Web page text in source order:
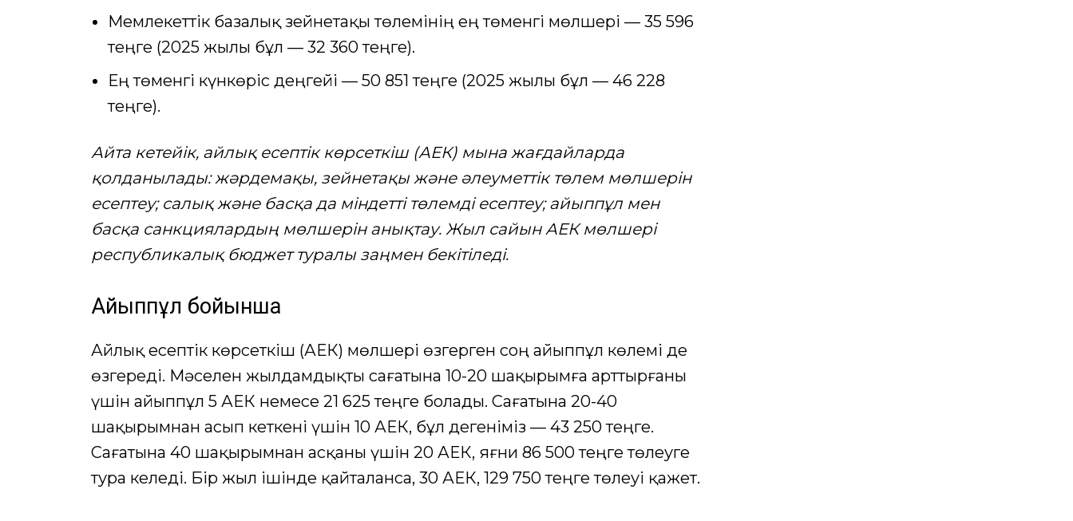
Мемлекеттік базалық зейнетақы төлемінің ең төменгі мөлшері — 35 596
теңге (2025 жылы бұл — 32 360 теңге).
Ең төменгі күнкөріс деңгейі — 50 851 теңге (2025 жылы бұл — 46 228
теңге).
Айта кетейік, айлық есептік көрсеткіш (АЕК) мына жағдайларда
қолданылады: жәрдемақы, зейнетақы және әлеуметтік төлем мөлшерін
есептеу; салық және басқа да міндетті төлемді есептеу; айыппұл мен
басқа санкциялардың мөлшерін анықтау. Жыл сайын АЕК мөлшері
республикалық бюджет туралы заңмен бекітіледі.
Айыппұл бойынша
Айлық есептік көрсеткіш (АЕК) мөлшері өзгерген соң айыппұл көлемі де
өзгереді. Мәселен жылдамдықты сағатына 10-20 шақырымға арттырғаны
үшін айыппұл 5 АЕК немесе 21 625 теңге болады. Сағатына 20-40
шақырымнан асып кеткені үшін 10 АЕК, бұл дегеніміз — 43 250 теңге.
Сағатына 40 шақырымнан асқаны үшін 20 АЕК, яғни 86 500 теңге төлеуге
тура келеді. Бір жыл ішінде қайталанса, 30 АЕК, 129 750 теңге төлеуі қажет.